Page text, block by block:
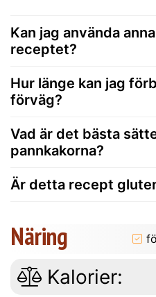
Kan jag använda
receptet?
Hur länge kan jag
förväg?
Vad är det bästa
pannkakorna?
Är detta recept
Näring
Kalorier: